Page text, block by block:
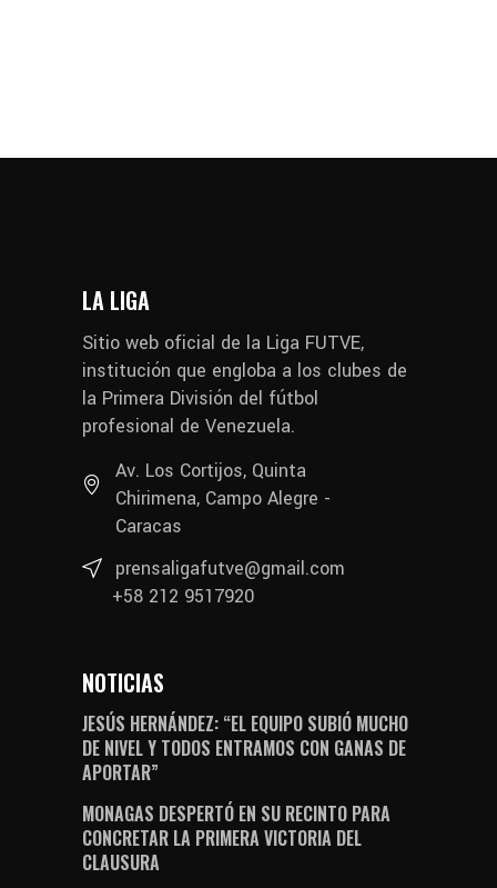
LA LIGA
Sitio web oficial de la Liga FUTVE,
institución que engloba a los clubes de
la Primera División del fútbol
profesional de Venezuela.
Av. Los Cortijos, Quinta
Chirimena, Campo Alegre -
Caracas
prensaligafutve@gmail.com
+58 212 9517920
NOTICIAS
JESÚS HERNÁNDEZ: “EL EQUIPO SUBIÓ MUCHO
DE NIVEL Y TODOS ENTRAMOS CON GANAS DE
APORTAR”
MONAGAS DESPERTÓ EN SU RECINTO PARA
CONCRETAR LA PRIMERA VICTORIA DEL
CLAUSURA